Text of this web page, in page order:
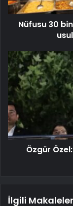
Nüfusu 30
Özgür
İlgili Makaleler